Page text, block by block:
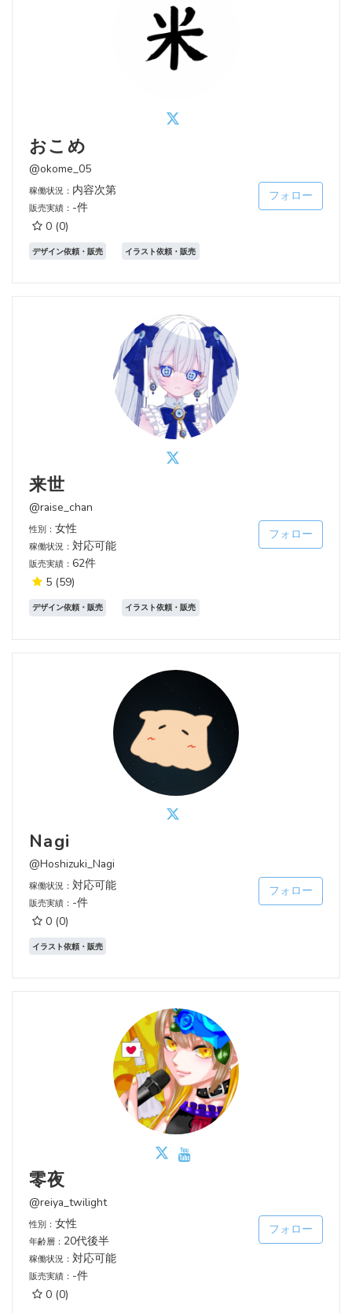
おこめ
@okome_05
稼働状況： 内容次第
販売実績： -件
0 (0)
フォロー
デザイン依頼・販売 イラスト依頼・販売
来世
@raise_chan
性別： 女性
稼働状況： 対応可能
販売実績： 62件
5 (59)
フォロー
デザイン依頼・販売 イラスト依頼・販売
Nagi
@Hoshizuki_Nagi
稼働状況： 対応可能
販売実績： -件
0 (0)
フォロー
イラスト依頼・販売
零夜
@reiya_twilight
性別： 女性
年齢層： 20代後半
稼働状況： 対応可能
販売実績： -件
0 (0)
フォロー